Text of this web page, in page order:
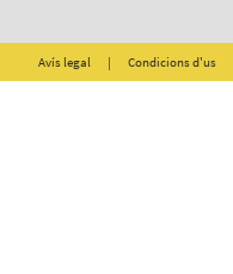
Avís legal | Condicions d'us